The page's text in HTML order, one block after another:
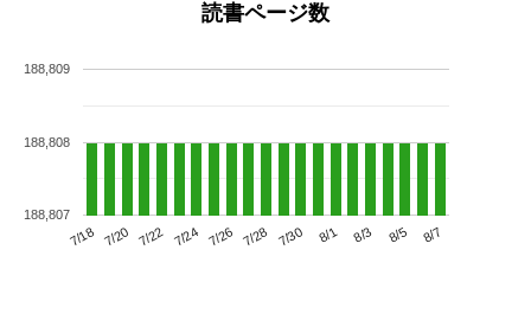
読書ページ数
7/18 7/20 7/22 7/24 7/26 7/28 7/30 8/1 8/3 8/5 8/7
188,807
188,808
188,809